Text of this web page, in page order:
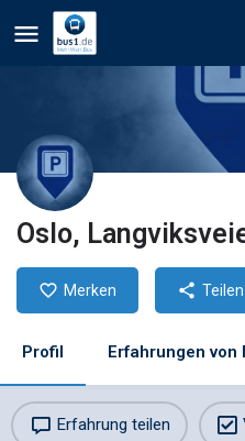
Oslo,
Merken Teilen
Profil Erfahrungen von
Erfahrung teilen